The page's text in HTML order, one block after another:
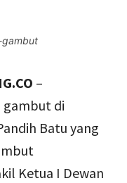
–
gambut di
Batu yang
Ketua I Dewan